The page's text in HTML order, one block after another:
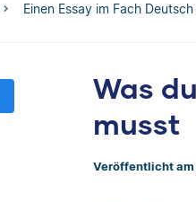
Einen Essay im Fach
Was
musst
Veröffentlicht am